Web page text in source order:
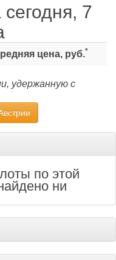
7
цена, руб.*
удержанную с
по этой
ни